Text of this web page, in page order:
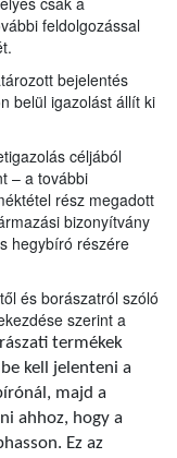
feldolgozással
bejelentés
belül igazolást állít ki
céljából
– a további
rész megadott
bizonyítvány
hegybíró részére
és borászatról szóló
szerint a
termékek
kell jelenteni a
majd a
ahhoz, hogy a
Ez az